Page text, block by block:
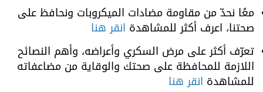
معًا نحدّ من مقاومة مضادات الميكروبات ونحافظ على
صحتنا، اعرف أكثر للمشاهدة انقر هنا
تعرّف أكثر على مرض السكري وأعراضه، وأهم النصائح
اللازمة للمحافظة على صحتك والوقاية من مضاعفاته
للمشاهدة انقر هنا